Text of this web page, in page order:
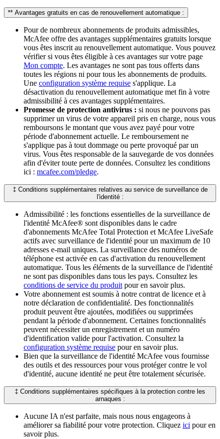
** Avantages gratuits en cas de renouvellement automatique :
Pour de nombreux abonnements de produits admissibles,
McAfee offre des avantages supplémentaires gratuits lorsque
vous êtes inscrit au renouvellement automatique. Vous pouvez
vérifier si vous êtes éligible à ces avantages sur votre page
Mon compte. Les avantages ne sont pas tous offerts dans
toutes les régions ni pour tous les abonnements de produits.
Une configuration système requise s'applique. La
désactivation du renouvellement automatique met fin à votre
admissibilité à ces avantages supplémentaires.​
Promesse de protection antivirus : si nous ne pouvons pas
supprimer un virus de votre appareil pris en charge, nous vous
remboursons le montant que vous avez payé pour votre
période d'abonnement actuelle. Le remboursement ne
s'applique pas à tout dommage ou perte provoqué par un
virus. Vous êtes responsable de la sauvegarde de vos données
afin d'éviter toute perte de données. Consultez les conditions
ici : mcafee.com/pledge.
‡ Conditions supplémentaires relatives au service de surveillance de
l'identité :​
Admissibilité : les fonctions essentielles de la surveillance de
l'identité McAfee® sont disponibles dans le cadre
d'abonnements McAfee Total Protection et McAfee LiveSafe
actifs avec surveillance de l'identité pour un maximum de 10
adresses e-mail uniques. La surveillance des numéros de
téléphone est activée en cas d'activation du renouvellement
automatique. Tous les éléments de la surveillance de l'identité
ne sont pas disponibles dans tous les pays. Consultez les
conditions de service du produitpour en savoir plus.
Votre abonnement est soumis à notre contrat de licence et à
notre déclaration de confidentialité. Des fonctionnalités
produit peuvent être ajoutées, modifiées ou supprimées
pendant la période d'abonnement. Certaines fonctionnalités
peuvent nécessiter un enregistrement et un numéro
d'identification valide pour l'activation. Consultez la
configuration système requise pour en savoir plus.
Bien que la surveillance de l'identité McAfee vous fournisse
des outils et des ressources pour vous protéger contre le vol
d'identité, aucune identité ne peut être totalement sécurisée.
‡ Conditions supplémentaires spécifiques à la protection contre les
arnaques :
Aucune IA n'est parfaite, mais nous nous engageons à
améliorer sa fiabilité pour votre protection. Cliquez ici pour en
savoir plus.